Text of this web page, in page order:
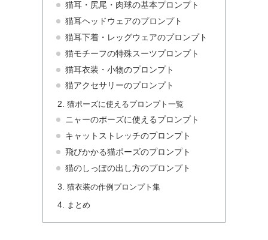
猫耳・尻尾・肉球の基本プロンプト
猫耳ヘッドウェアのプロンプト
猫耳下着・レッグウェアのプロンプト
猫モチーフの特殊スーツプロンプト
猫耳衣装・小物のプロンプト
猫アクセサリーのプロンプト
猫ポーズに使えるプロンプト一覧
ニャーのポーズに使えるプロンプト
キャットストレッチのプロンプト
飛びかかる猫ポーズのプロンプト
猫のしっぽの出し方のプロンプト
猫衣装の作例プロンプト集
まとめ